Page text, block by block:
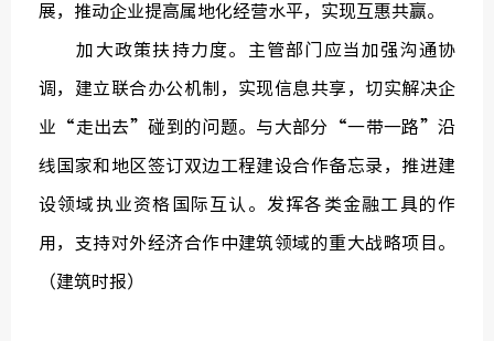
展，推动企业提高属地化经营水平，实现互惠共赢。
加大政策扶持力度。主管部门应当加强沟通协
调，建立联合办公机制，实现信息共享，切实解决企
业“走出去”碰到的问题。与大部分“一带一路”沿
线国家和地区签订双边工程建设合作备忘录，推进建
设领域执业资格国际互认。发挥各类金融工具的作
用，支持对外经济合作中建筑领域的重大战略项目。
（建筑时报）